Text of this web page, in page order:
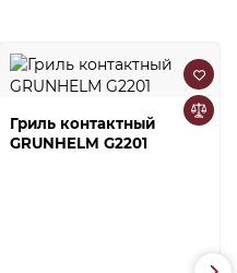
Гриль контактный
GRUNHELM G2201